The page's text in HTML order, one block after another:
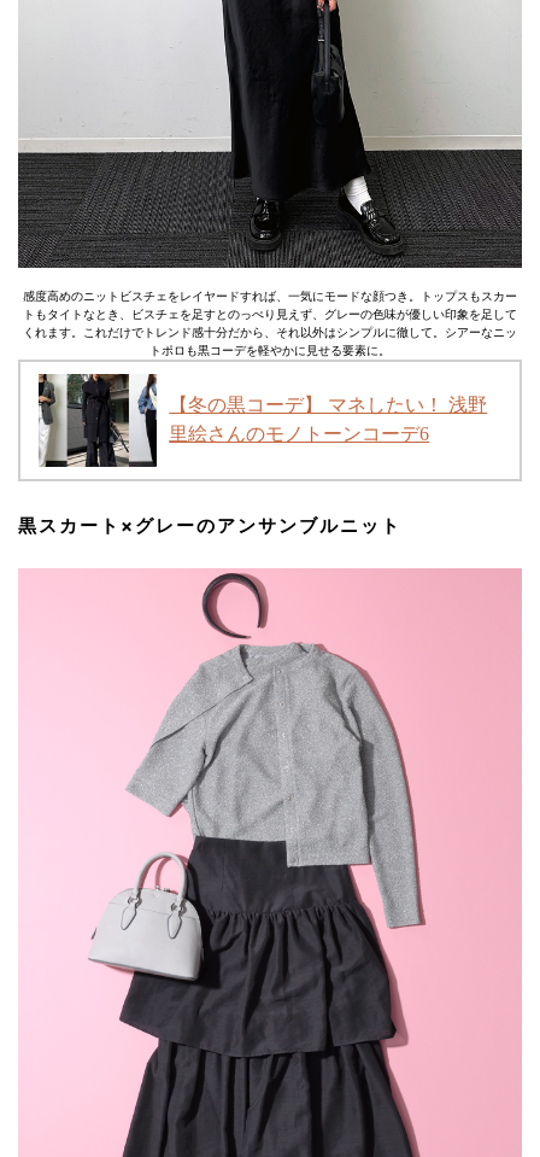
感度高めのニットビスチェをレイヤードすれば、一気にモードな顔つき。トップスもスカー
トもタイトなとき、ビスチェを足すとのっぺり見えず、グレーの色味が優しい印象を足して
くれます。これだけでトレンド感十分だから、それ以外はシンプルに徹して。シアーなニッ
トポロも黒コーデを軽やかに見せる要素に。
【冬の黒コーデ】 マネしたい！ 浅野
里絵さんのモノトーンコーデ6
黒スカート×グレーのアンサンブルニット